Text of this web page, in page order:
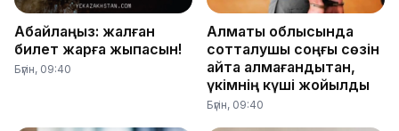
Абайлаңыз: жалған
билет жарға жықпасын!
Бүгін, 09:40
Алматы облысында
сотталушы соңғы сөзін
айта алмағандықтан,
үкімнің күші жойылды
Бүгін, 09:40